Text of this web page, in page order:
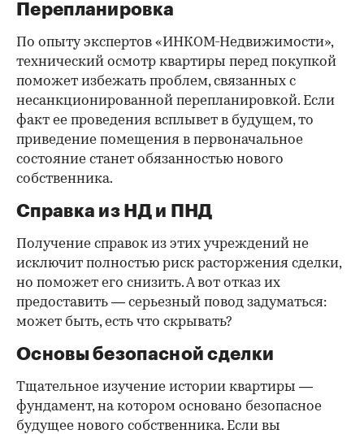
Перепланировка
По опыту экспертов «ИНКОМ-Недвижимости»,
технический осмотр квартиры перед покупкой
поможет избежать проблем, связанных с
несанкционированной перепланировкой. Если
факт ее проведения всплывет в будущем, то
приведение помещения в первоначальное
состояние станет обязанностью нового
собственника.
Справка из НД и ПНД
Получение справок из этих учреждений не
исключит полностью риск расторжения сделки,
но поможет его снизить. А вот отказ их
предоставить — серьезный повод задуматься:
может быть, есть что скрывать?
Основы безопасной сделки
Тщательное изучение истории квартиры —
фундамент, на котором основано безопасное
будущее нового собственника. Если вы